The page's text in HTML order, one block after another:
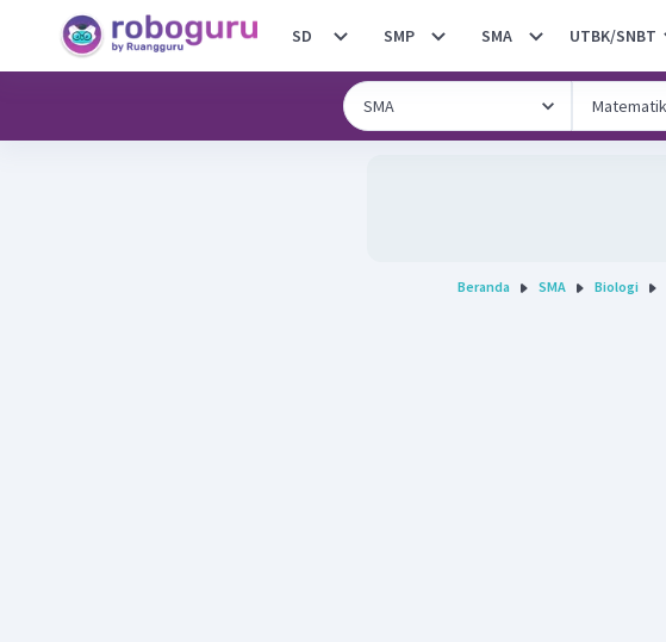
SD SMP SMA UTBK/SNBT
Beranda SMA Biologi